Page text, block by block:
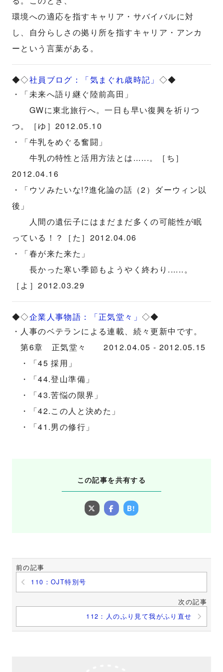
環境への適応を指すキャリア・サバイバルに対
し、自分らしさの拠り所を指すキャリア・アンカ
ーという言葉がある。
◆◇社員ブログ：「気まぐれ歳時記」 ◇◆
・「未来へ語り継ぐ陸前高田」
GWに東北旅行へ。一日も早い復興を祈りつ
つ。［ゆ］2012.05.10
・「牛乳をめぐる奮闘」
牛乳の特性と活用方法とは......。［ち］
2012.04.16
・「ウソみたいな!?進化論の話（2）ダーウィン以
後」
人間の遺伝子にはまだまだ多くの可能性が眠
っている！？［た］2012.04.06
・「春が来た来た」
長かった寒い季節もようやく終わり......。
［よ］2012.03.29
◆◇企業人事物語：「正気堂々」◇◆
・人事のベテランによる連載、続々更新中です。
第6章 正気堂々 2012.04.05 - 2012.05.15
・「45 採用」
・「44.登山準備」
・「43.苦悩の限界」
・「42.この人と決めた」
・「41.男の修行」
この記事を共有する
B!
前の記事
110：OJT特別号
次の記事
112：人のふり見て我がふり直せ